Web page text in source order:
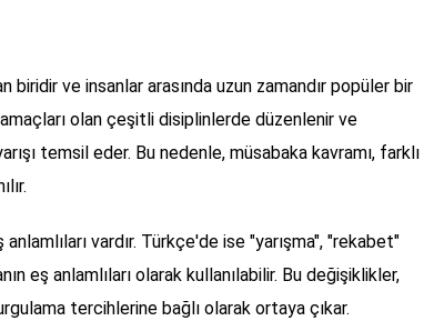
biridir ve insanlar arasında uzun zamandır popüler bir
olan çeşitli disiplinlerde düzenlenir ve
temsil eder. Bu nedenle, müsabaka kavramı, farklı
vardır. Türkçe'de ise "yarışma", "rekabet"
eş anlamlıları olarak kullanılabilir. Bu değişiklikler,
tercihlerine bağlı olarak ortaya çıkar.